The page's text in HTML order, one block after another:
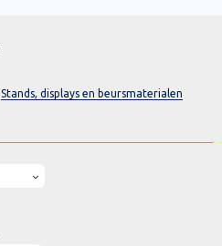
Stands, displays en beursmaterialen